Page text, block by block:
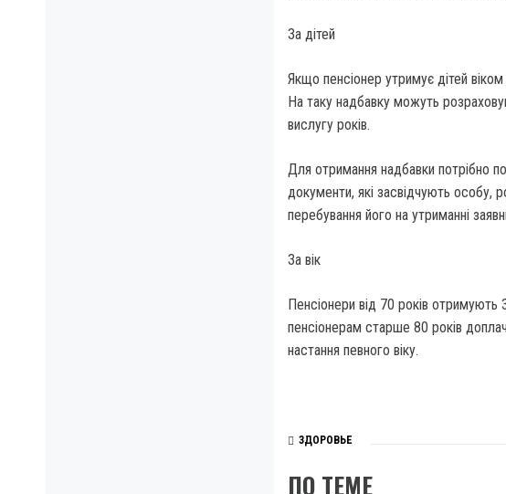
За дітей
Якщо пенсіонер утримує дітей
На таку надбавку можуть
вислугу років.
Для отримання надбавки потрібно
документи, які засвідчують особу,
перебування його на утриманні
За вік
Пенсіонери від 70 років
пенсіонерам старше 80 років
настання певного віку.
ЗДОРОВЬЕ
ПО ТЕМЕ